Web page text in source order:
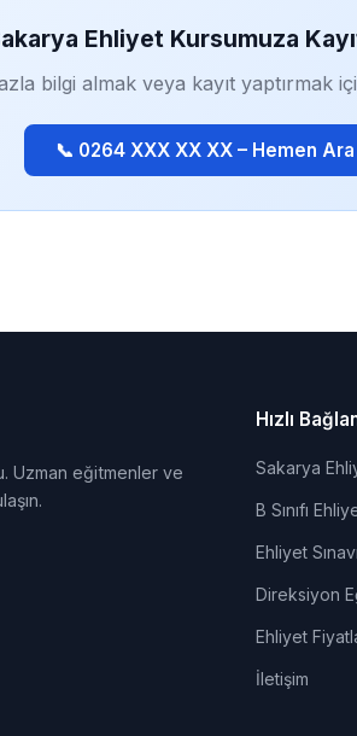
Ehliyet Kursumuza
bilgi almak veya kayıt yaptırmak
📞 0264 XXX XX XX – Hemen Ara
Uzman eğitmenler ve
Hızlı
Sakarya
B Sınıfı
Ehliyet Sınavı
Direksiyon
Ehliyet
İletişim